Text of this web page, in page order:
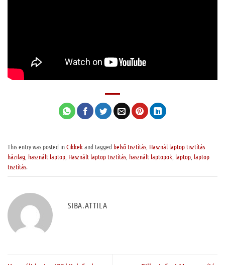
This entry was posted inCikkek and tagged belső tisztítás Használ laptop tisztítás
házilag használt laptop Használt laptop tisztítás használt laptopok laptop laptop
tisztítás.
SIBA.ATTILA